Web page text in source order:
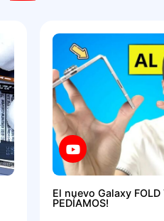
El nuevo Galaxy FOLD
PEDÍAMOS!